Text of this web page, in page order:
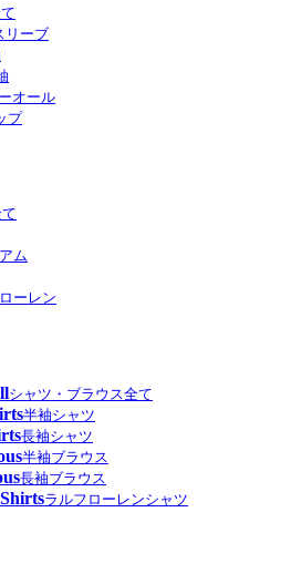
リーブ
オール
プ
ム
ーレン
シャツ・ブラウス全て
半袖シャツ
長袖シャツ
半袖ブラウス
長袖ブラウス
ラルフローレンシャツ